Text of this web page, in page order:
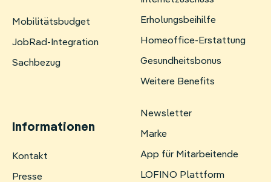
Navigation
überspringen
Mobilitätsbudget
JobRad-Integration
Sachbezug
Erholungsbeihilfe
Homeoffice-Erstattung
Gesundheitsbonus
Weitere Benefits
Informationen
Navigation
Kontakt
Presse
Newsletter
Marke
App für Mitarbeitende
LOFINO Plattform